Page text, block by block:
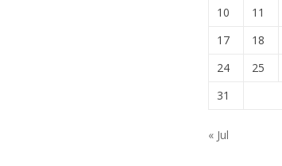
10
11
17
18
24
25
31
« Jul